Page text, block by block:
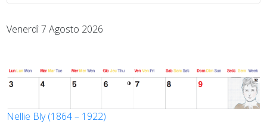
Venerdì 7 Agosto 2026
Nellie Bly (1864 – 1922)